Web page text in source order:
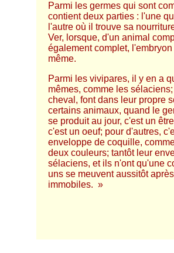
Parmi les germes qui sont
contient deux parties : l'une
l'autre où il trouve sa
Ver, lorsque, d'un animal
également complet,
même.
Parmi les vivipares, il y en a
mêmes, comme les
cheval, font dans leur propre
certains animaux, quand le
se produit au jour, c'est un
c'est un oeuf; pour d'autres,
enveloppe de coquille,
deux couleurs; tantôt leur
sélaciens, et ils n'ont qu'une
uns se meuvent aussitôt
immobiles. »